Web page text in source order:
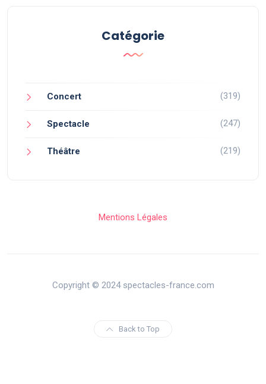
Catégorie
Concert (319)
Spectacle (247)
Théâtre (219)
Mentions Légales
Copyright © 2024 spectacles-france.com
Back to Top